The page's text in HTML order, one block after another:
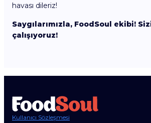
havası dileriz!
Saygılarımızla, FoodSoul ekibi!
çalışıyoruz!
Kullanıcı Sözleşmesi